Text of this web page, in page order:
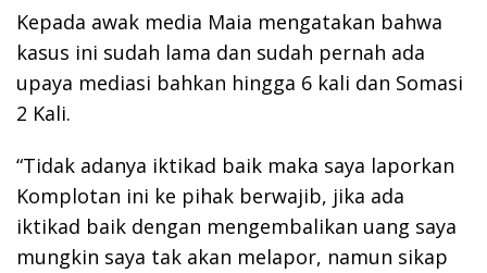
Kepada awak media Maia mengatakan bahwa
kasus ini sudah lama dan sudah pernah ada
upaya mediasi bahkan hingga 6 kali dan Somasi
2 Kali.
“Tidak adanya iktikad baik maka saya laporkan
Komplotan ini ke pihak berwajib, jika ada
iktikad baik dengan mengembalikan uang saya
mungkin saya tak akan melapor, namun sikap